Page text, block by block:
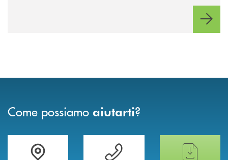
Come possiamo aiutarti?
Trova la filiale più vicina a teHai bisogno di assistenza immediata ?
Hai bisogno di